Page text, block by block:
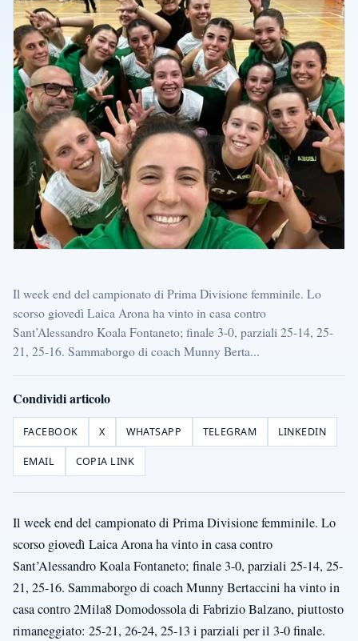
Il week end del campionato di Prima Divisione femminile. Lo
scorso giovedì Laica Arona ha vinto in casa contro
Sant’Alessandro Koala Fontaneto; finale 3-0, parziali 25-14, 25-
21, 25-16. Sammaborgo di coach Munny Berta...
Condividi articolo
FACEBOOK X WHATSAPP TELEGRAM LINKEDIN
EMAIL COPIA LINK
Il week end del campionato di Prima Divisione femminile. Lo
scorso giovedì Laica Arona ha vinto in casa contro
Sant’Alessandro Koala Fontaneto; finale 3-0, parziali 25-14, 25-
21, 25-16. Sammaborgo di coach Munny Bertaccini ha vinto in
casa contro 2Mila8 Domodossola di Fabrizio Balzano, piuttosto
rimaneggiato: 25-21, 26-24, 25-13 i parziali per il 3-0 finale.